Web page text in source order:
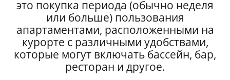
это покупка периода (обычно неделя
или больше) пользования
апартаментами, расположенными на
курорте с различными удобствами,
которые могут включать бассейн, бар,
ресторан и другое.